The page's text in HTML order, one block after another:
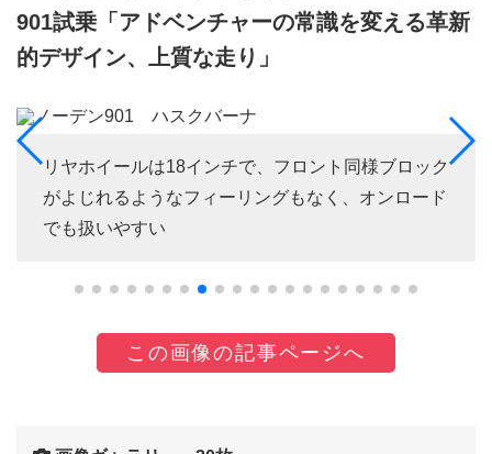
901試乗「アドベンチャーの常識を変える革新
的デザイン、上質な走り」
リヤホイールは18インチで、フロント同様ブロック
がよじれるようなフィーリングもなく、オンロード
でも扱いやすい
この画像の記事ページへ